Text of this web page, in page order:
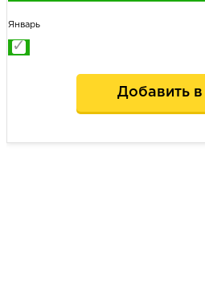
Январь
Добавить в